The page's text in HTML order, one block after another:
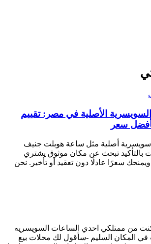
الأصلية في مصر: تقييم
سعر
سويسرية أصلية مثل ساعة هوبلت جنيف
بالتأكيد تبحث عن مكان موثوق يشتري
سعرًا عادلًا دون تعقيد أو تأخير. نحن
كنت من ممتلكي احدي الساعات السويسريه
في المكان السليم -سأقول لك محلات بيع